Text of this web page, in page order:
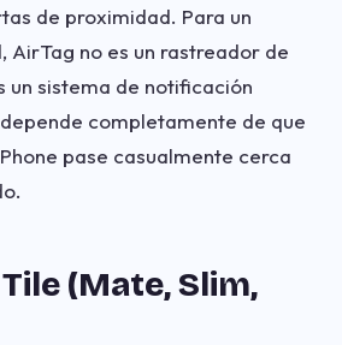
de proximidad. Para un
AirTag no es un rastreador de
un sistema de notificación
completamente de que
pase casualmente cerca
(Mate, Slim,